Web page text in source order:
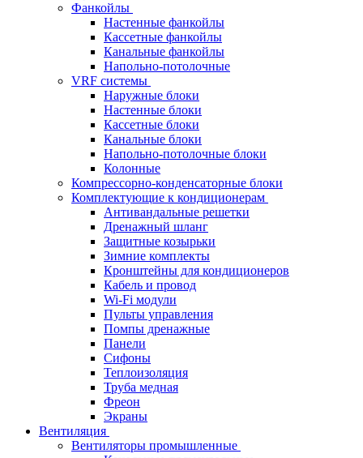
Фанкойлы
Настенные фанкойлы
Кассетные фанкойлы
Канальные фанкойлы
Напольно-потолочные
VRF системы
Наружные блоки
Настенные блоки
Кассетные блоки
Канальные блоки
Напольно-потолочные блоки
Колонные
Компрессорно-конденсаторные блоки
Комплектующие к кондиционерам
Антивандальные решетки
Дренажный шланг
Защитные козырьки
Зимние комплекты
Кронштейны для кондиционеров
Кабель и провод
Wi-Fi модули
Пульты управления
Помпы дренажные
Панели
Сифоны
Теплоизоляция
Труба медная
Фреон
Экраны
Вентиляция
Вентиляторы промышленные